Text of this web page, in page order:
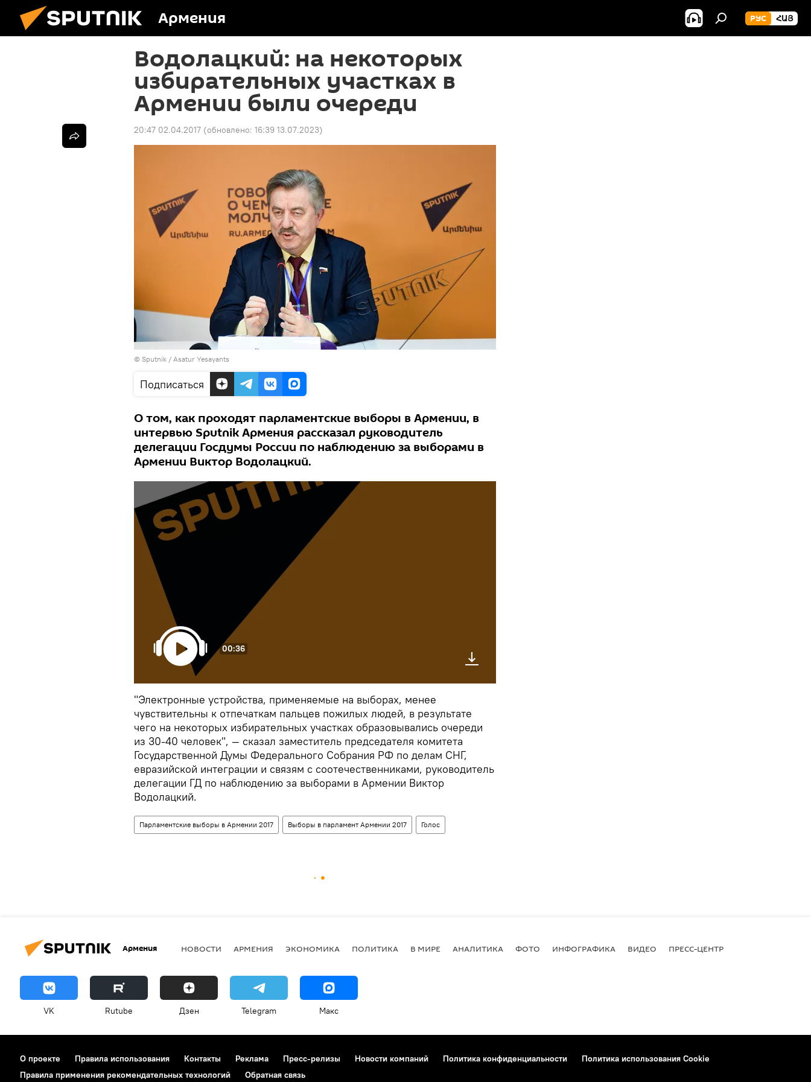
Армения РУС ՀԱՅ
Водолацкий: на некоторых
избирательных участках в
Армении были очереди
20:47 02.04.2017 (обновлено: 16:39 13.07.2023)
© Sputnik / Asatur Yesayants
Подписаться
О том, как проходят парламентские выборы в Армении, в
интервью Sputnik Армения рассказал руководитель
делегации Госдумы России по наблюдению за выборами в
Армении Виктор Водолацкий.
00:36
"Электронные устройства, применяемые на выборах, менее
чувствительны к отпечаткам пальцев пожилых людей, в результате
чего на некоторых избирательных участках образовывались очереди
из 30-40 человек", — сказал заместитель председателя комитета
Государственной Думы Федерального Собрания РФ по делам СНГ,
евразийской интеграции и связям с соотечественниками, руководитель
делегации ГД по наблюдению за выборами в Армении Виктор
Водолацкий.
Парламентские выборы в Армении 2017 Выборы в парламент Армении 2017 Голос
Армения НОВОСТИ АРМЕНИЯ ЭКОНОМИКА ПОЛИТИКА В МИРЕ АНАЛИТИКА ФОТО ИНФОГРАФИКА ВИДЕО ПРЕСС-ЦЕНТР
VK Rutube Дзен Telegram Макс
О проекте Правила использования Контакты Реклама Пресс-релизы Новости компаний Политика конфиденциальности
Политика использования Cookie
Правила применения рекомендательных технологий
Обратная связь